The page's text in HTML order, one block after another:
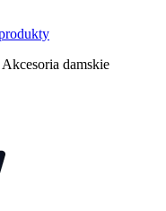
Akcesoria damskie